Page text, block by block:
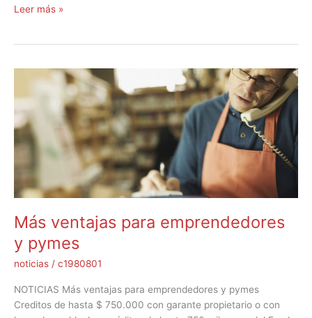
Leer más »
Más ventajas para emprendedores
y pymes
noticias / c1980801
NOTICIAS Más ventajas para emprendedores y pymes
Creditos de hasta $ 750.000 con garante propietario o con
emprendedores